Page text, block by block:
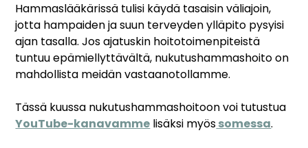
Hammaslääkärissä tulisi käydä tasaisin väliajoin,
jotta hampaiden ja suun terveyden ylläpito pysyisi
ajan tasalla. Jos ajatuskin hoitotoimenpiteistä
tuntuu epämiellyttävältä, nukutushammashoito on
mahdollista meidän vastaanotollamme.
Tässä kuussa nukutushammashoitoon voi tutustua
YouTube-kanavamme lisäksi myössomessa.